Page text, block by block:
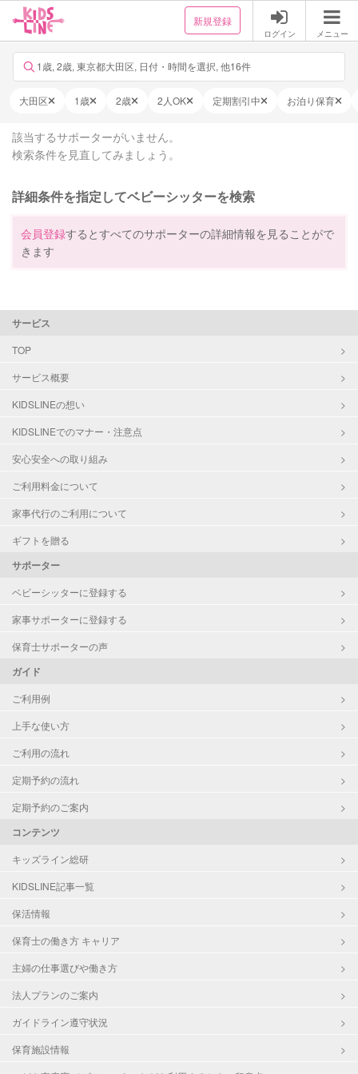
新規登録
ログイン メニュー
1歳, 2歳, 東京都大田区, 日付・時間を選択, 他16件
大田区 1歳 2歳 2人OK 定期割引中 お泊り保育
該当するサポーターがいません。
検索条件を見直してみましょう。
詳細条件を指定してベビーシッターを検索
会員登録するとすべてのサポーターの詳細情報を見ることがで
きます
サービス
TOP
サービス概要
KIDSLINEの想い
KIDSLINEでのマナー・注意点
安心安全への取り組み
ご利用料金について
家事代行のご利用について
ギフトを贈る
サポーター
ベビーシッターに登録する
家事サポーターに登録する
保育士サポーターの声
ガイド
ご利用例
上手な使い方
ご利用の流れ
定期予約の流れ
定期予約のご案内
コンテンツ
キッズライン総研
KIDSLINE記事一覧
保活情報
保育士の働き方 キャリア
主婦の仕事選びや働き方
法人プランのご案内
ガイドライン遵守状況
保育施設情報